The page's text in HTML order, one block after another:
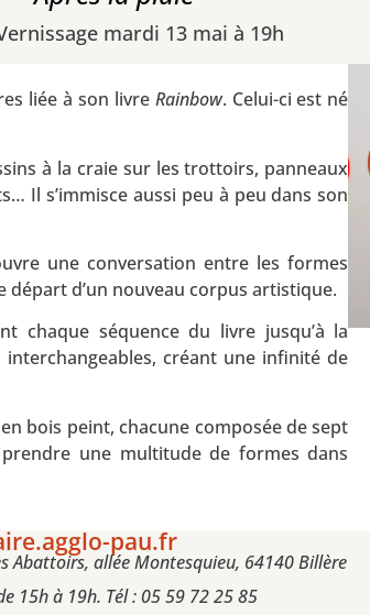
mardi 13 mai à 19h
liée à son livre Rainbow. Celui-ci est né
à la craie sur les trottoirs, panneaux
Il s’immisce aussi peu à peu dans son
une conversation entre les formes
d’un nouveau corpus artistique.
chaque séquence du livre jusqu’à la
créant une infinité de
bois peint, chacune composée de sept
une multitude de formes dans
pau.fr
Abattoirs, allée Montesquieu, 64140 Billère
15h à 19h. Tél : 05 59 72 25 85